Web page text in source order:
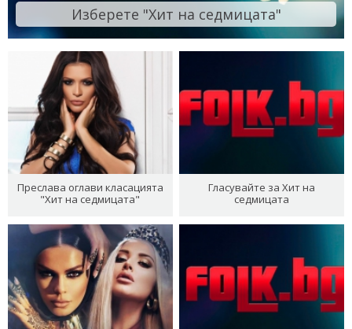
Изберете "Хит на седмицата"
Преслава оглави класацията
"Хит на седмицата"
Гласувайте за Хит на
седмицата